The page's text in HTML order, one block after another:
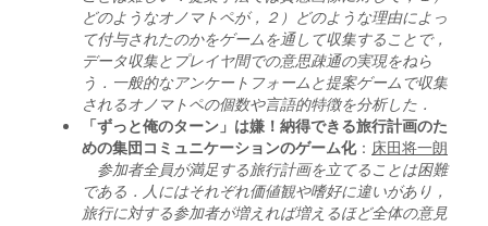
どのようなオノマトペが，２）どのような理由によっ
て付与されたのかをゲームを通して収集することで，
データ収集とプレイヤ間での意思疎通の実現をねら
う．一般的なアンケートフォームと提案ゲームで収集
されるオノマトペの個数や言語的特徴を分析した．
「ずっと俺のターン」は嫌！納得できる旅行計画のた
めの集団コミュニケーションのゲーム化： 床田将一朗
参加者全員が満足する旅行計画を立てることは困難
である．人にはそれぞれ価値観や嗜好に違いがあり，
旅行に対する参加者が増えれば増えるほど全体の意見